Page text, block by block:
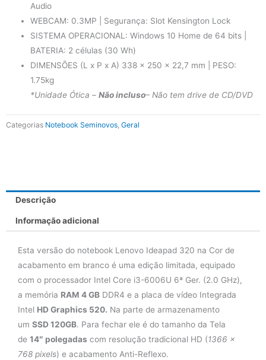
Audio
WEBCAM: 0.3MP | Segurança: Slot Kensington Lock
SISTEMA OPERACIONAL: Windows 10 Home de 64 bits |
BATERIA: 2 células (30 Wh)
DIMENSÕES (L x P x A) 338 x 250 x 22,7 mm | PESO:
1.75kg
*Unidade Ótica –Não incluso– Não tem drive de CD/DVD
Categorias Notebook Seminovos, Geral
Descrição
Informação adicional
Esta versão do notebook Lenovo Ideapad 320 na Cor de
acabamento em branco é uma edição limitada, equipado
com o processador Intel Core i3-6006U 6ª Ger. (2.0 GHz),
a memória RAM 4 GB DDR4 e a placa de vídeo Integrada
Intel HD Graphics 520. Na parte de armazenamento
um SSD 120GB. Para fechar ele é do tamanho da Tela
de 14″ polegadas com resolução tradicional HD (1366 x
768 pixels) e acabamento Anti-Reflexo.